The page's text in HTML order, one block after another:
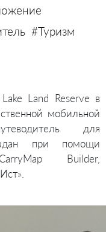
#Туризм
Land Reserve в
мобильной
для
при помощи
Builder,